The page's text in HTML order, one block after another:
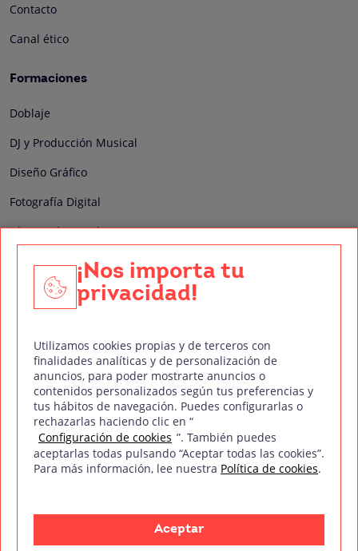
Contacto
Canal ético
Formaciones
Doblaje
DJ y Producción Musical
Diseño Gráfico
Fotografía Digital
Técnico de Sonido
Edición y Postproducción de Vídeo
Nuestros sellos de calidad
Síguenos en Redes Sociales
mm 2026
Política de privacidad Política de cookies
Aviso legal
¡Nos importa tu
privacidad!
Utilizamos cookies propias y de terceros con
finalidades analíticas y de personalización de
anuncios, para poder mostrarte anuncios o
contenidos personalizados según tus preferencias y
tus hábitos de navegación. Puedes configurarlas o
rechazarlas haciendo clic en “
Configuración de cookies ”. También puedes
aceptarlas todas pulsando “Aceptar todas las cookies”.
Para más información, lee nuestra Política de cookies.
Aceptar